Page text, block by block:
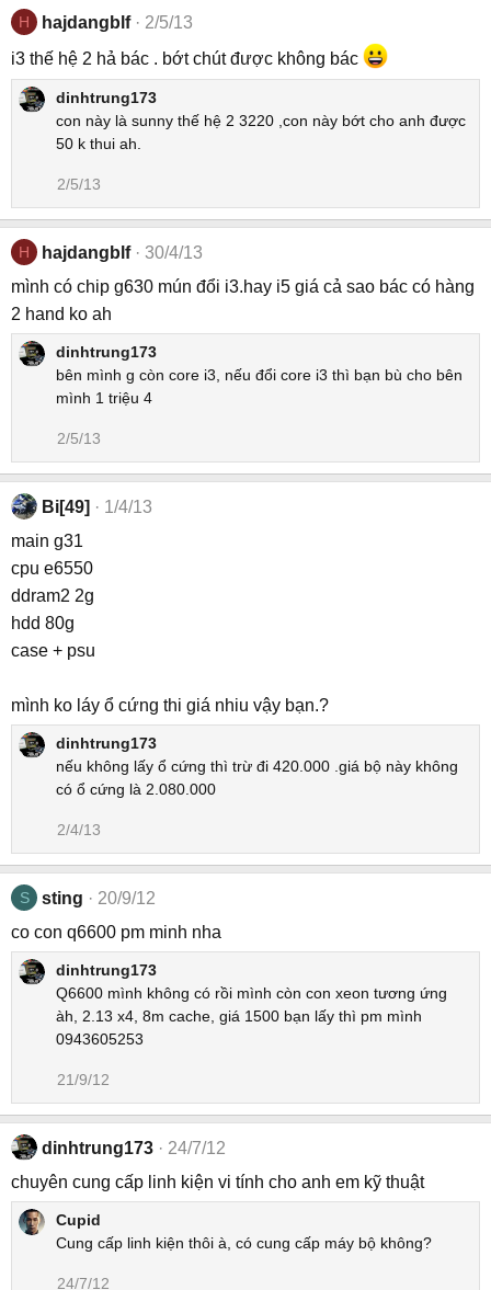
H hajdangblf
2/5/13
i3 thế hệ 2 hả bác . bớt chút được không bác
dinhtrung173
con này là sunny thế hệ 2 3220 ,con này bớt cho anh được
50 k thui ah.
2/5/13
H hajdangblf
30/4/13
mình có chip g630 mún đổi i3.hay i5 giá cả sao bác có hàng
2 hand ko ah
dinhtrung173
bên mình g còn core i3, nếu đổi core i3 thì bạn bù cho bên
mình 1 triệu 4
2/5/13
Bi[49]
1/4/13
main g31
cpu e6550
ddram2 2g
hdd 80g
case + psu
mình ko láy ổ cứng thi giá nhiu vậy bạn.?
dinhtrung173
nếu không lấy ổ cứng thì trừ đi 420.000 .giá bộ này không
có ổ cứng là 2.080.000
2/4/13
S sting
20/9/12
co con q6600 pm minh nha
dinhtrung173
Q6600 mình không có rồi mình còn con xeon tương ứng
àh, 2.13 x4, 8m cache, giá 1500 bạn lấy thì pm mình
0943605253
21/9/12
dinhtrung173
24/7/12
chuyên cung cấp linh kiện vi tính cho anh em kỹ thuật
Cupid
Cung cấp linh kiện thôi à, có cung cấp máy bộ không?
24/7/12